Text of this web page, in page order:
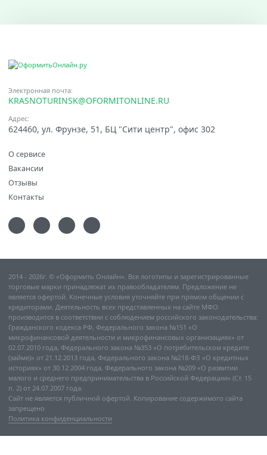
Электронная почта:
KRASNOTURINSK@OFORMITONLINE.RU
Адрес:
624460, ул. Фрунзе, 51, БЦ "Сити центр", офис 302
О сервисе
Вакансии
Отзывы
Контакты
2014 - 2026г. © «Оформить Онлайн». Все логотипы и зарегистрированные
торговые марки принадлежат их правообладателям. Предложение не
является офертой. Конечные условия уточняйте при прямом общении с
кредиторами. Деятельность всех представленных на сайте МФО
производится в соответствии с соблюдением российского законодательства:
Гражданского кодекса РФ, Федерального закона №151 «О
микрофинансовой деятельности и микрофинансовых организациях» от
02.07.2010 года, Федерального закона №353 «О потребительском кредите
(займе)» от 21.12.2013 года, Федерального закона №218-ФЗ «О кредитных
историях» от 30.12.2004 года, Федерального закона №209 «О развитии
малого и среднего предпринимательства в Российской Федерации» (Ст. 15
п. 2) от 24.07.2007 года.
Сайт не является публичной офертой. Копирование содержимого сайта
запрещено
Политика конфиденциальности